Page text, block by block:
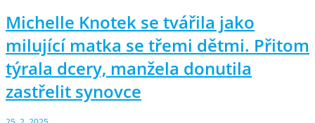
Michelle Knotek se tvářila jako
milující matka se třemi dětmi. Přitom
týrala dcery, manžela donutila
zastřelit synovce